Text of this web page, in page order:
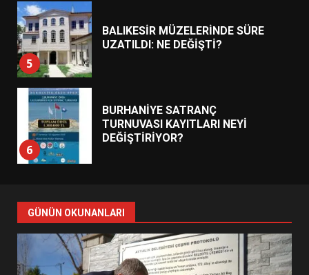
5
BALIKESİR MÜZELERİNDE SÜRE
UZATILDI: NE DEĞİŞTİ?
6
BURHANİYE SATRANÇ
TURNUVASI KAYITLARI NEYİ
DEĞİŞTİRİYOR?
7
YENİ YÖNETİM NASIL
ŞEKİLLENDİ?
GÜNÜN OKUNANLARI